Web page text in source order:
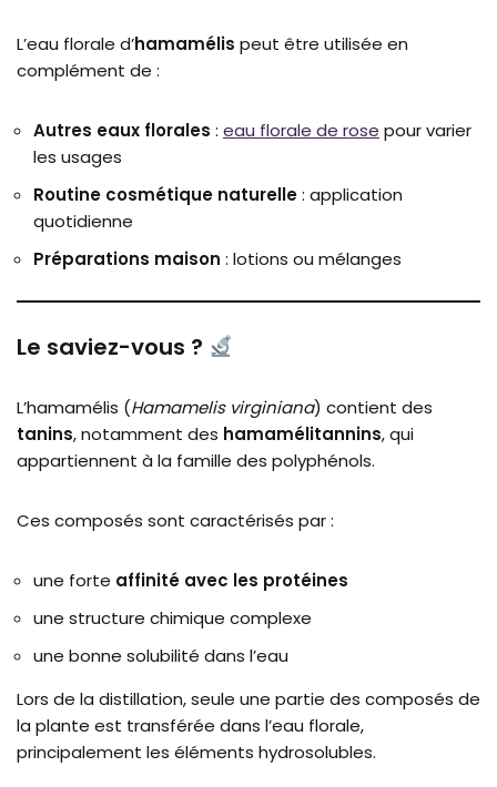
L’eau florale d’hamamélis peut être utilisée en
complément de :
Autres eaux florales : eau florale de rose pour varier
les usages
Routine cosmétique naturelle: application
quotidienne
Préparations maison : lotions ou mélanges
Le saviez-vous ?
L’hamamélis (Hamamelis virginiana) contient des
tanins, notamment des hamamélitannins, qui
appartiennent à la famille des polyphénols.
Ces composés sont caractérisés par :
une forte affinité avec les protéines
une structure chimique complexe
une bonne solubilité dans l’eau
Lors de la distillation, seule une partie des composés de
la plante est transférée dans l’eau florale,
principalement les éléments hydrosolubles.